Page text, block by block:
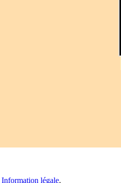
Information légale.